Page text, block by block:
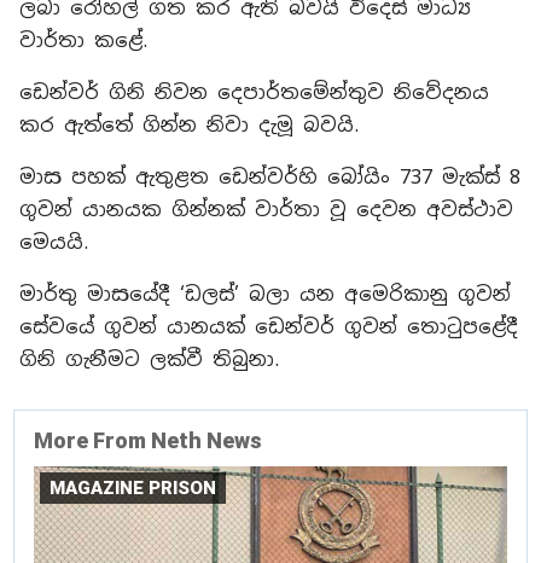
ලබා රෝහල් ගත කර ඇති බවයි විදෙස් මාධ්‍ය
වාර්තා කළේ.
ඩෙන්වර් ගිනි නිවන දෙපාර්තමේන්තුව නිවේදනය
කර ඇත්තේ ගින්න නිවා දැමූ බවයි.
මාස පහක් ඇතුළත ඩෙන්වර්හි බෝයිං 737 මැක්ස් 8
ගුවන් යානයක ගින්නක් වාර්තා වූ දෙවන අවස්ථාව
මෙයයි.
මාර්තු මාසයේදී ‘ඩලස්’ බලා යන අමෙරිකානු ගුවන්
සේවයේ ගුවන් යානයක් ඩෙන්වර් ගුවන් තොටුපළේදී
ගිනි ගැනීමට ලක්වී තිබුනා.
More From Neth News
MAGAZINE PRISON